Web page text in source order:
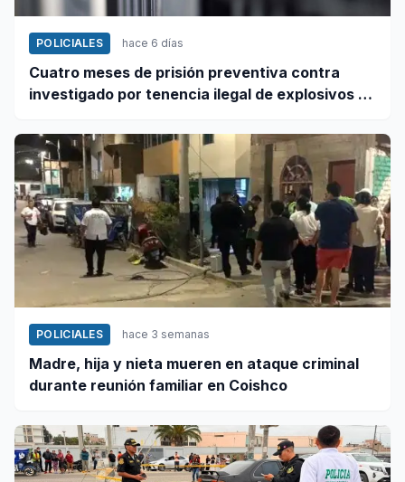
POLICIALES hace 6 días
Cuatro meses de prisión preventiva contra
investigado por tenencia ilegal de explosivos en
POLICIALES hace 3 semanas
Madre, hija y nieta mueren en ataque criminal
durante reunión familiar en Coishco